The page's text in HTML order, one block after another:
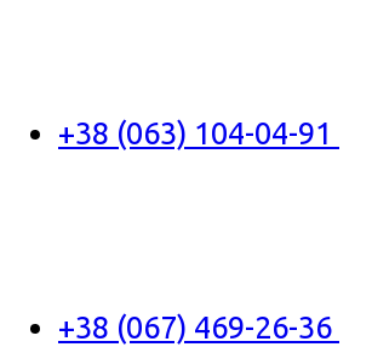
+38 (063) 104-04-91
+38 (067) 469-26-36